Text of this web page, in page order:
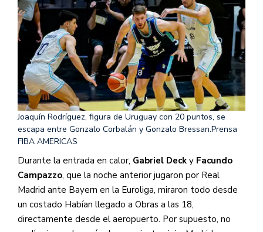
Joaquín Rodríguez, figura de Uruguay con 20 puntos, se
escapa entre Gonzalo Corbalán y Gonzalo Bressan.Prensa
FIBA AMERICAS
Durante la entrada en calor, Gabriel Deck y Facundo
Campazzo, que la noche anterior jugaron por Real
Madrid ante Bayern en la Euroliga, miraron todo desde
un costado Habían llegado a Obras a las 18,
directamente desde el aeropuerto. Por supuesto, no